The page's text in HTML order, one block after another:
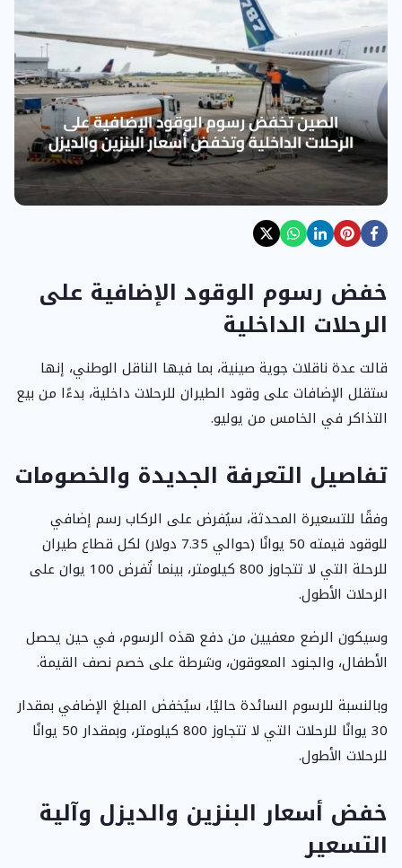
خفض رسوم الوقود الإضافية على
الرحلات الداخلية
قالت عدة ناقلات جوية صينية، بما فيها الناقل الوطني، إنها
ستقلل الإضافات على وقود الطيران للرحلات داخلية، بدءًا من بيع
التذاكر في الخامس من يوليو.
تفاصيل التعرفة الجديدة والخصومات
وفقًا للتسعيرة المحدثة، سيُفرض على الركاب رسم إضافي
للوقود قيمته 50 يوانًا (حوالي 7.35 دولار) لكل قطاع طيران
للرحلة التي لا تتجاوز 800 كيلومتر، بينما تُفرض 100 يوان على
الرحلات الأطول.
وسيكون الرضع معفيين من دفع هذه الرسوم، في حين يحصل
الأطفال، والجنود المعوقون، وشرطة على خصم نصف القيمة.
وبالنسبة للرسوم السائدة حاليًا، سيُخفض المبلغ الإضافي بمقدار
30 يوانًا للرحلات التي لا تتجاوز 800 كيلومتر، وبمقدار 50 يوانًا
للرحلات الأطول.
خفض أسعار البنزين والديزل وآلية
التسعير